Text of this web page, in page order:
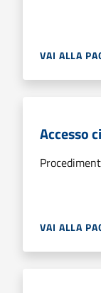
VAI ALLA
Accesso
VAI ALLA